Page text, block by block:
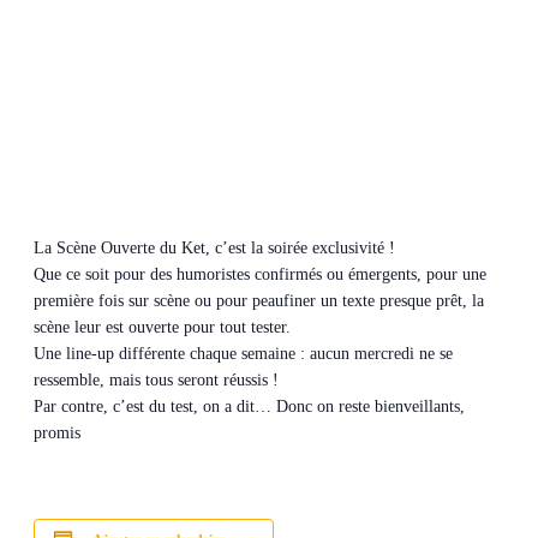
La Scène Ouverte du Ket, c’est la soirée exclusivité !
Que ce soit pour des humoristes confirmés ou émergents, pour une
première fois sur scène ou pour peaufiner un texte presque prêt, la
scène leur est ouverte pour tout tester.
Une line-up différente chaque semaine : aucun mercredi ne se
ressemble, mais tous seront réussis !
Par contre, c’est du test, on a dit… Donc on reste bienveillants,
promis